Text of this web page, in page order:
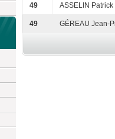
49 ASSELIN Patrick
49 GÉREAU Jean-